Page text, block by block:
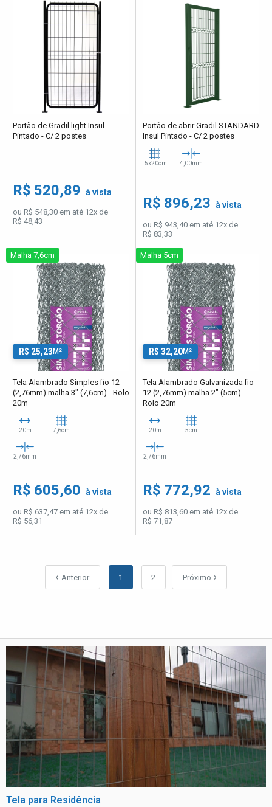
Portão de Gradil light Insul
Pintado - C/ 2 postes
R$ 520,89 à vista
ou R$ 548,30 em até 12x de
R$ 48,43
Portão de abrir Gradil STANDARD
Insul Pintado - C/ 2 postes
5x20cm 4,00mm
R$ 896,23 à vista
ou R$ 943,40 em até 12x de
R$ 83,33
Malha 7,6cm
R$ 25,23 M²
Tela Alambrado Simples fio 12
(2,76mm) malha 3" (7,6cm) - Rolo
20m
20m 7,6cm
2,76mm
R$ 605,60 à vista
ou R$ 637,47 em até 12x de
R$ 56,31
Malha 5cm
R$ 32,20M²
Tela Alambrado Galvanizada fio
12 (2,76mm) malha 2" (5cm) -
Rolo 20m
20m 5cm
2,76mm
R$ 772,92 à vista
ou R$ 813,60 em até 12x de
R$ 71,87
Anterior 1 2 Próximo
Tela para Residência